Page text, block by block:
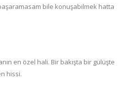
bile konuşabilmek hatta
en özel hali. Bir bakışta bir gülüşte
hissi.